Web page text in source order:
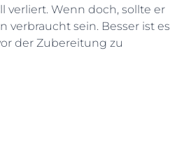
verliert. Wenn doch, sollte er
verbraucht sein. Besser ist es
der Zubereitung zu